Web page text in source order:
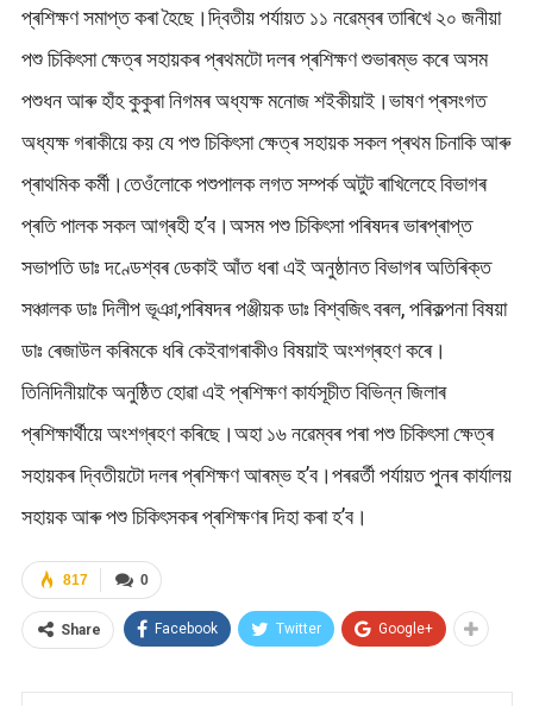
প্ৰশিক্ষণ সমাপ্ত কৰা হৈছে।দ্বিতীয় পৰ্যায়ত ১১ নৱেম্বৰ তাৰিখে ২০ জনীয়া
পশু চিকিৎসা ক্ষেত্ৰ সহায়কৰ প্ৰথমটো দলৰ প্ৰশিক্ষণ শুভাৰম্ভ কৰে অসম
পশুধন আৰু হাঁহ কুকুৰা নিগমৰ অধ্যক্ষ মনোজ শইকীয়াই।ভাষণ প্ৰসংগত
অধ্যক্ষ গৰাকীয়ে কয় যে পশু চিকিৎসা ক্ষেত্ৰ সহায়ক সকল প্ৰথম চিনাকি আৰু
প্ৰাথমিক কৰ্মী।তেওঁলোকে পশুপালক লগত সম্পৰ্ক অটুট ৰাখিলেহে বিভাগৰ
প্ৰতি পালক সকল আগ্ৰহী হ’ব।অসম পশু চিকিৎসা পৰিষদৰ ভাৰপ্ৰাপ্ত
সভাপতি ডাঃ দণ্ডেশ্বৰ ডেকাই আঁত ধৰা এই অনুষ্ঠানত বিভাগৰ অতিৰিক্ত
সঞ্চালক ডাঃ দিলীপ ভূঞা,পৰিষদৰ পঞ্জীয়ক ডাঃ বিশ্বজিৎ বৰল, পৰিকল্পনা বিষয়া
ডাঃ ৰেজাউল কৰিমকে ধৰি কেইবাগৰাকীও বিষয়াই অংশগ্ৰহণ কৰে।
তিনিদিনীয়াকৈ অনুষ্ঠিত হোৱা এই প্ৰশিক্ষণ কাৰ্যসূচীত বিভিন্ন জিলাৰ
প্ৰশিক্ষাৰ্থীয়ে অংশগ্ৰহণ কৰিছে।অহা ১৬ নৱেম্বৰ পৰা পশু চিকিৎসা ক্ষেত্ৰ
সহায়কৰ দ্বিতীয়টো দলৰ প্ৰশিক্ষণ আৰম্ভ হ’ব।পৰৱৰ্তী পৰ্যায়ত পুনৰ কাৰ্যালয়
সহায়ক আৰু পশু চিকিৎসকৰ প্ৰশিক্ষণৰ দিহা কৰা হ’ব।
0
817
Share Facebook Twitter Google+